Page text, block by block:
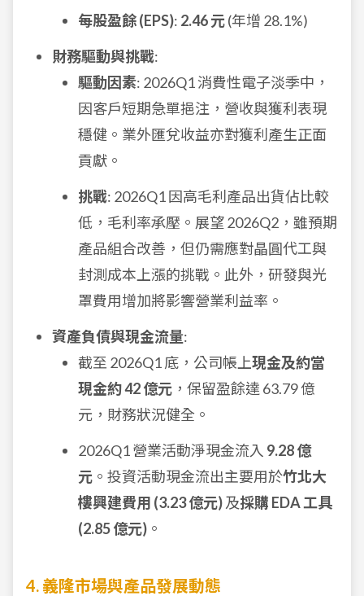
每股盈餘 (EPS): 2.46 元(年增 28.1%)
財務驅動與挑戰:
驅動因素: 2026Q1 消費性電子淡季中，
因客戶短期急單挹注，營收與獲利表現
穩健。業外匯兌收益亦對獲利產生正面
貢獻。
挑戰: 2026Q1 因高毛利產品出貨佔比較
低，毛利率承壓。展望 2026Q2，雖預期
產品組合改善，但仍需應對晶圓代工與
封測成本上漲的挑戰。此外，研發與光
罩費用增加將影響營業利益率。
資產負債與現金流量:
截至 2026Q1 底，公司帳上現金及約當
現金約 42 億元 ，保留盈餘達 63.79 億
元，財務狀況健全。
2026Q1 營業活動淨現金流入 9.28 億
元 。投資活動現金流出主要用於竹北大
樓興建費用 (3.23 億元)及採購 EDA 工具
(2.85 億元) 。
4. 義隆市場與產品發展動態